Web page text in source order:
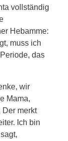
vollständig
Hebamme:
muss ich
das
wir
Mama,
Der merkt
Ich bin